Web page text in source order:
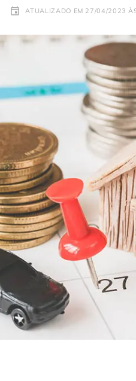
ATUALIZADO EM 27/04/2023